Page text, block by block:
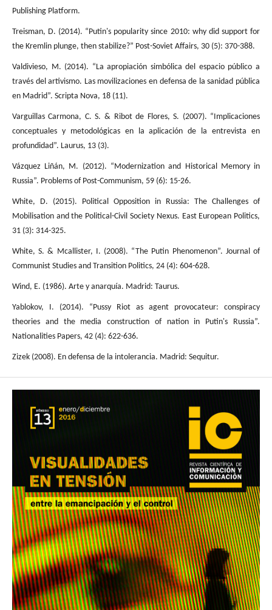
Publishing Platform.
Treisman, D. (2014). “Putin's popularity since 2010: why did support for
the Kremlin plunge, then stabilize?” Post-Soviet Affairs, 30 (5): 370-388.
Valdivieso, M. (2014). “La apropiación simbólica del espacio público a
través del artivismo. Las movilizaciones en defensa de la sanidad pública
en Madrid”. Scripta Nova, 18 (11).
Varguillas Carmona, C. S. & Ribot de Flores, S. (2007). “Implicaciones
conceptuales y metodológicas en la aplicación de la entrevista en
profundidad”. Laurus, 13 (3).
Vázquez Liñán, M. (2012). “Modernization and Historical Memory in
Russia”. Problems of Post-Communism, 59 (6): 15-26.
White, D. (2015). Political Opposition in Russia: The Challenges of
Mobilisation and the Political-Civil Society Nexus. East European Politics,
31 (3): 314-325.
White, S. & Mcallister, I. (2008). “The Putin Phenomenon”. Journal of
Communist Studies and Transition Politics, 24 (4): 604-628.
Wind, E. (1986). Arte y anarquía. Madrid: Taurus.
Yablokov, I. (2014). “Pussy Riot as agent provocateur: conspiracy
theories and the media construction of nation in Putin's Russia”.
Nationalities Papers, 42 (4): 622-636.
Zizek (2008). En defensa de la intolerancia. Madrid: Sequitur.